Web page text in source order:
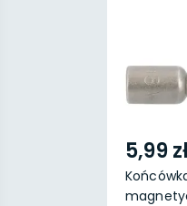
5,99